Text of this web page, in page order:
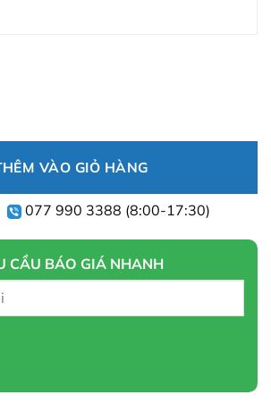
VÀO GIỎ HÀNG
077 990 3388 (8:00-17:30)
CẦU BÁO GIÁ NHANH